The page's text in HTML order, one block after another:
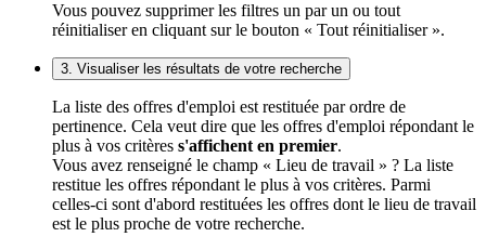
Vous pouvez supprimer les filtres un par un ou tout
réinitialiser en cliquant sur le bouton « Tout réinitialiser ».
3. Visualiser les résultats de votre recherche
La liste des offres d'emploi est restituée par ordre de
pertinence. Cela veut dire que les offres d'emploi répondant le
plus à vos critères s'affichent en premier.
Vous avez renseigné le champ « Lieu de travail » ? La liste
restitue les offres répondant le plus à vos critères. Parmi
celles-ci sont d'abord restituées les offres dont le lieu de travail
est le plus proche de votre recherche.